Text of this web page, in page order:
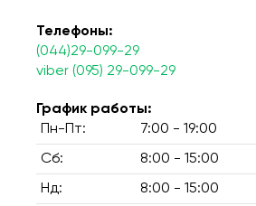
Телефоны:
(044)29-099-29
viber (095) 29-099-29
График работы:
Пн-Пт:
7:00 - 19:00
Сб: 8:00 - 15:00
Нд: 8:00 - 15:00